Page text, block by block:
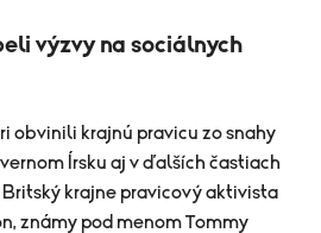
výzvy na sociálnych
obvinili krajnú pravicu zo snahy
Írsku aj v ďalších častiach
krajne pravicový aktivista
známy pod menom Tommy